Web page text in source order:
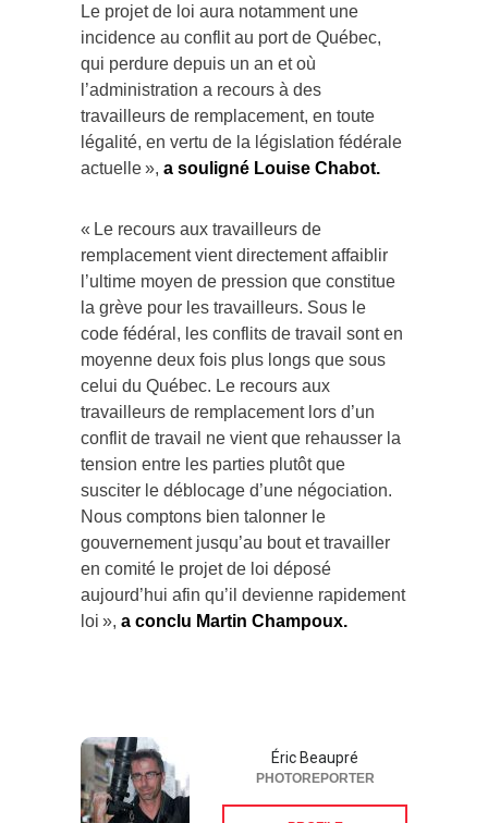
Le projet de loi aura notamment une
incidence au conflit au port de Québec,
qui perdure depuis un an et où
l’administration a recours à des
travailleurs de remplacement, en toute
légalité, en vertu de la législation fédérale
actuelle », a souligné Louise Chabot.
« Le recours aux travailleurs de
remplacement vient directement affaiblir
l’ultime moyen de pression que constitue
la grève pour les travailleurs. Sous le
code fédéral, les conflits de travail sont en
moyenne deux fois plus longs que sous
celui du Québec. Le recours aux
travailleurs de remplacement lors d’un
conflit de travail ne vient que rehausser la
tension entre les parties plutôt que
susciter le déblocage d’une négociation.
Nous comptons bien talonner le
gouvernement jusqu’au bout et travailler
en comité le projet de loi déposé
aujourd’hui afin qu’il devienne rapidement
loi », a conclu Martin Champoux.
Éric Beaupré
PHOTOREPORTER